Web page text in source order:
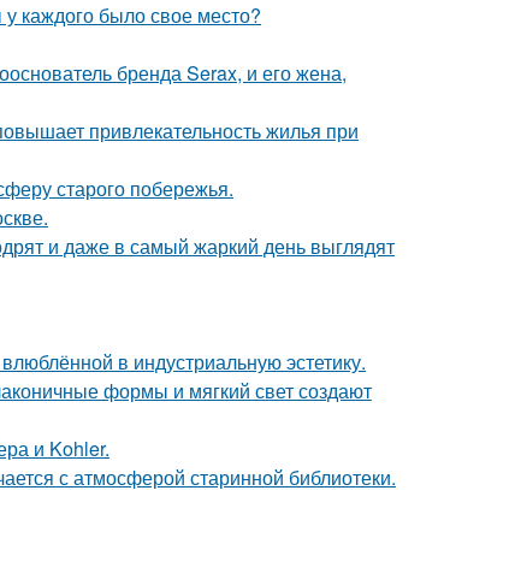
у каждого было свое место?
бренда Serax, и его жена,
привлекательность жилья при
старого побережья.
и даже в самый жаркий день выглядят
в индустриальную эстетику.
формы и мягкий свет создают
и Kohler.
с атмосферой старинной библиотеки.